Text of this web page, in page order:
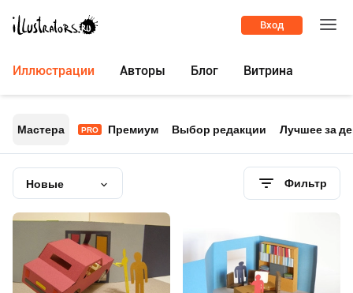
Вход
Иллюстрации Авторы Блог Витрина
Новые
Мастера PRO Премиум Выбор редакции Лучшее за
Фильтр